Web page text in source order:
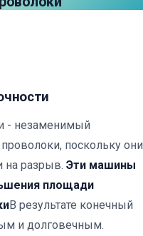
- незаменимый
поскольку они
на разрыв. Эти машины
площади
В результате конечный
и долговечным.